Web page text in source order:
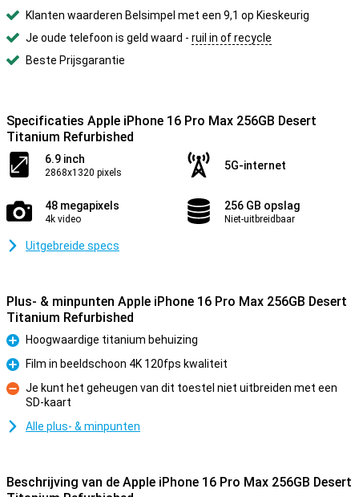
Klanten waarderen Belsimpel met een 9,1 op Kieskeurig
Je oude telefoon is geld waard - ruil in of recycle
Beste Prijsgarantie
Specificaties Apple iPhone 16 Pro Max 256GB Desert
Titanium Refurbished
6.9 inch
2868x1320 pixels
5G-internet
48 megapixels
4k video
256 GB opslag
Niet-uitbreidbaar
Uitgebreide specs
Plus- & minpunten Apple iPhone 16 Pro Max 256GB Desert
Titanium Refurbished
Pluspunt
Hoogwaardige titanium behuizing
Pluspunt
Film in beeldschoon 4K 120fps kwaliteit
Minpunt
Je kunt het geheugen van dit toestel niet uitbreiden met een
SD-kaart
Alle plus- & minpunten
Beschrijving van de Apple iPhone 16 Pro Max 256GB Desert